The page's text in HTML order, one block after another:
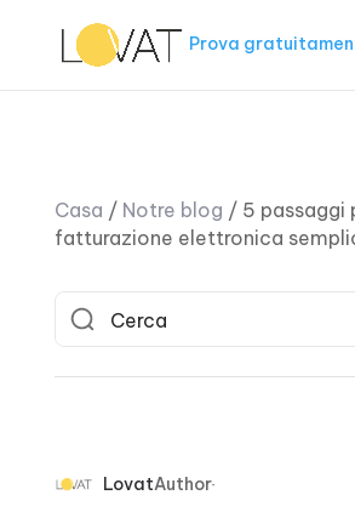
Prova
Casa / Notre blog / 5 passaggi
fatturazione elettronica
LovatAuthor